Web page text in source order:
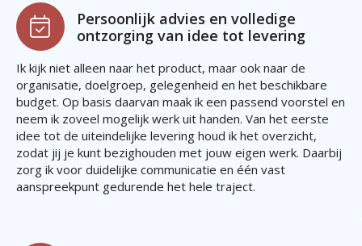
Persoonlijk advies en volledige
ontzorging van idee tot levering
Ik kijk niet alleen naar het product, maar ook naar de
organisatie, doelgroep, gelegenheid en het beschikbare
budget. Op basis daarvan maak ik een passend voorstel en
neem ik zoveel mogelijk werk uit handen. Van het eerste
idee tot de uiteindelijke levering houd ik het overzicht,
zodat jij je kunt bezighouden met jouw eigen werk. Daarbij
zorg ik voor duidelijke communicatie en één vast
aanspreekpunt gedurende het hele traject.